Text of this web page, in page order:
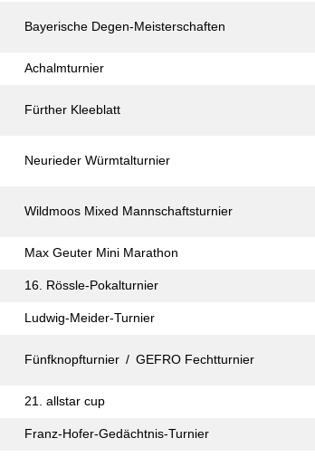
Bayerische Degen-Meister­schaften
Achalm­turnier
Fürther Kleeblatt
Neurieder Würmtal­turnier
Wildmoos Mixed Mann­schafts­turnier
Max Geuter Mini Marathon
16. Rössle-Pokal­turnier
Ludwig-Meider-Turnier
Fünfknopf­turnier / GEFRO Fecht­turnier
21. allstar cup
Franz-Hofer-Gedächtnis-Turnier